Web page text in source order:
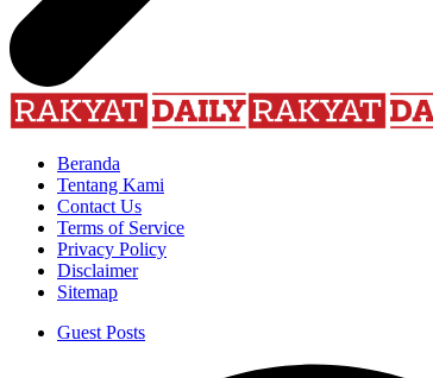
Beranda
Tentang Kami
Contact Us
Terms of Service
Privacy Policy
Disclaimer
Sitemap
Guest Posts